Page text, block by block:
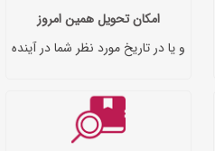
امکان تحویل همین امروز
و یا در تاریخ مورد نظر شما در آینده